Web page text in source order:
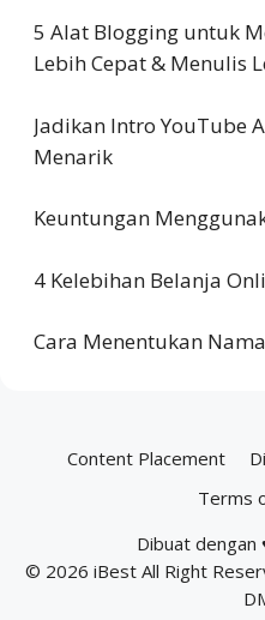
5 Alat Blogging untuk
Lebih Cepat & Menulis
Jadikan Intro YouTube
Menarik
Keuntungan
4 Kelebihan Belanja
Cara Menentukan
Content Placement
Terms
Dibuat dengan
© 2026 iBest All Right